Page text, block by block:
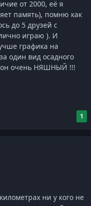
от 2000, её я
память), помню как
до 5 друзей с
играю ). И
графика на
один вид осадного
он очень НЯШНЫЙ !!!
1
ни у кого не